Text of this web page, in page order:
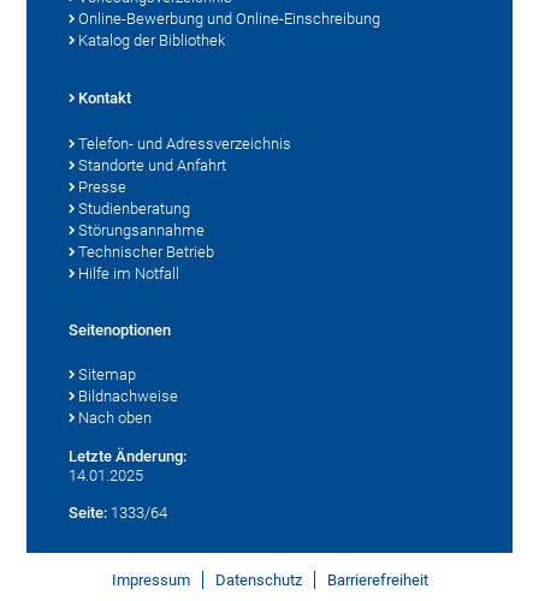
Online-Bewerbung und Online-Einschreibung
Katalog der Bibliothek
Kontakt
Telefon- und Adressverzeichnis
Standorte und Anfahrt
Presse
Studienberatung
Störungsannahme
Technischer Betrieb
Hilfe im Notfall
Seitenoptionen
Sitemap
Bildnachweise
Nach oben
Letzte Änderung:
14.01.2025
Seite: 1333/64
Impressum Datenschutz Barrierefreiheit